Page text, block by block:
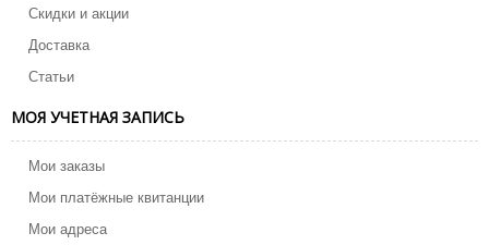
Скидки и акции
Доставка
Статьи
МОЯ УЧЕТНАЯ ЗАПИСЬ
Мои заказы
Мои платёжные квитанции
Мои адреса